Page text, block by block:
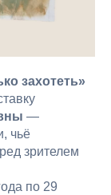
захотеть»
—
чьё
зрителем
по 29